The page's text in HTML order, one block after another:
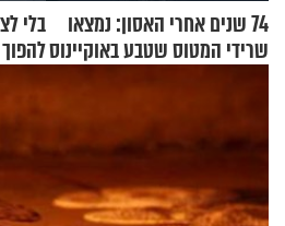
74 שנים אחרי האסון: נמצאו
שרידי המטוס שטבע באוקיינוס